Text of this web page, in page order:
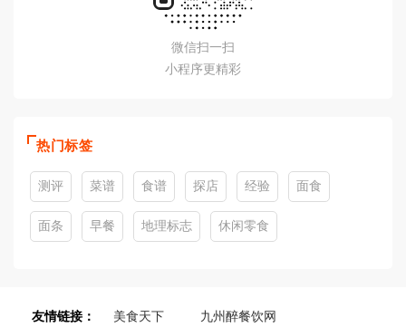
微信扫一扫
小程序更精彩
热门标签
测评 菜谱 食谱 探店 经验 面食
面条 早餐 地理标志 休闲零食
友情链接： 美食天下 九州醉餐饮网